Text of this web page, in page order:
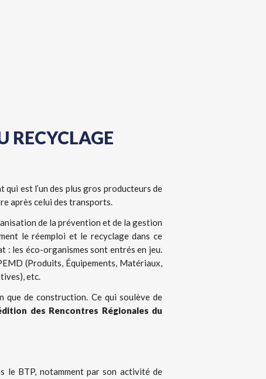
RECYCLAGE
est l’un des plus gros producteurs de
après celui des transports.
de la prévention et de la gestion
le réemploi et le recyclage dans ce
: les éco-organismes sont entrés en jeu.
(Produits, Équipements, Matériaux,
etc.
que de construction. Ce qui soulève de
des Rencontres Régionales du
le BTP, notamment par son activité de